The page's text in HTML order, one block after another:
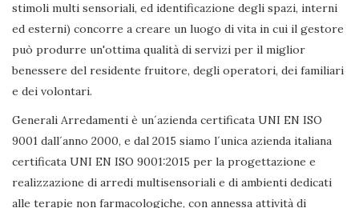
stimoli multi sensoriali, ed identificazione degli spazi, interni
ed esterni) concorre a creare un luogo di vita in cui il gestore
può produrre un'ottima qualità di servizi per il miglior
benessere del residente fruitore, degli operatori, dei familiari
e dei volontari.
Generali Arredamenti è un´azienda certificata UNI EN ISO
9001 dall´anno 2000, e dal 2015 siamo l´unica azienda italiana
certificata UNI EN ISO 9001:2015 per la progettazione e
realizzazione di arredi multisensoriali e di ambienti dedicati
alle terapie non farmacologiche, con annessa attività di